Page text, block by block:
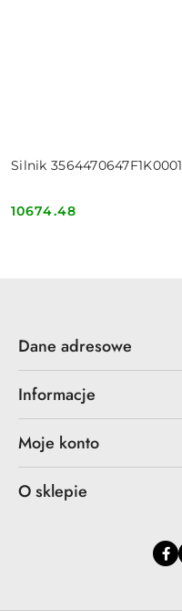
Silnik 3564470647F1K0001
Cena:
10674.48
Dane adresowe
Informacje
Moje konto
O sklepie